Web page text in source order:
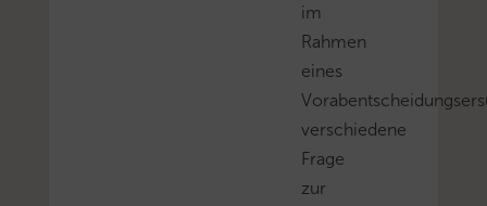
im
Rahmen
eines
verschiedene
Frage
zur